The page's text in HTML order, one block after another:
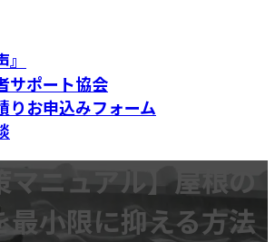
サポート協会
りお申込みフォーム
マニュアル】屋根の
最小限に抑える方法